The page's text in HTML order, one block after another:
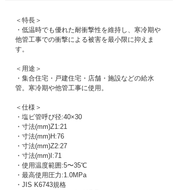
＜特長＞
・低温時でも優れた耐衝撃性を維持し、寒冷期や
他管工事での衝撃による被害を最小限に抑えま
す。
＜用途＞
・集合住宅・戸建住宅・店舗・施設などの給水
管。寒冷期や他管工事に使用。
＜仕様＞
・塩ビ管呼び径:40×30
・寸法(mm)Z1:21
・寸法(mm)H:76
・寸法(mm)Z2:27
・寸法(mm)I:71
・使用温度範囲:5〜35℃
・最高使用圧力:1.0MPa
・JIS K6743規格